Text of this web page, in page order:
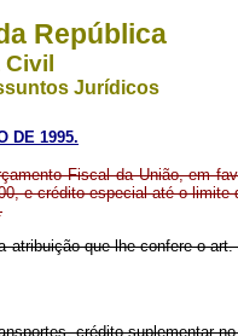
República
Jurídicos
DE 1995.
Fiscal da União, em
e crédito especial até o limite
atribuição que lhe confere o
crédito suplementar